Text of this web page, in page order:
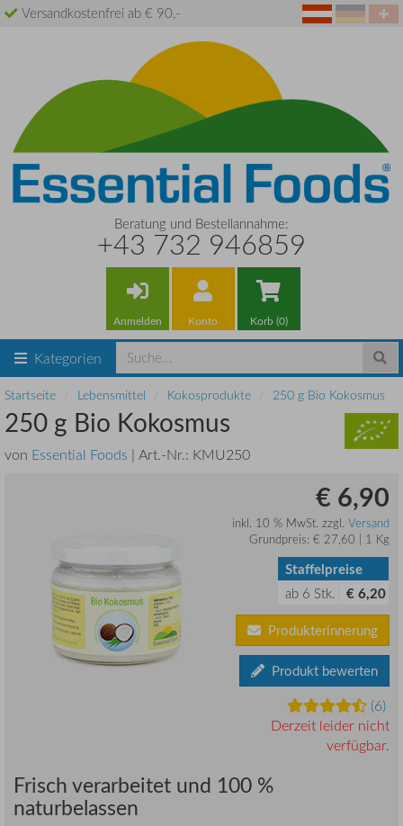
Versandkostenfrei ab € 90,-
Beratung und Bestellannahme:
+43 732 946859
Anmelden Konto Korb (0)
Kategorien
Startseite Lebensmittel Kokosprodukte 250 g Bio Kokosmus
250 g Bio Kokosmus
von Essential Foods | Art.-Nr.: KMU250
€ 6,90
inkl. 10 % MwSt. zzgl. Versand
Grundpreis: € 27,60 | 1 Kg
Staffelpreise
ab 6 Stk. € 6,20
Produkterinnerung
Produkt bewerten
(6)
Derzeit leider nicht
verfügbar.
Frisch verarbeitet und 100 %
naturbelassen